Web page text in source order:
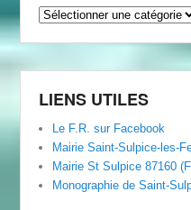
Archives
Rural
LIENS UTILES
Le F.R. sur Facebook
Mairie Saint-Sulpice-les-
Mairie St Sulpice 87160
Monographie de Saint-